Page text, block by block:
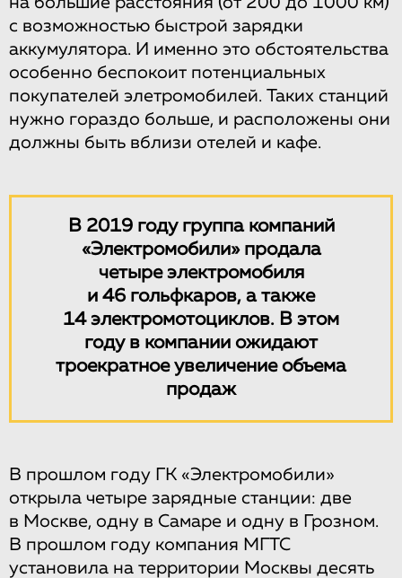
с возможностью быстрой зарядки
аккумулятора. И именно это обстоятельства
особенно беспокоит потенциальных
покупателей элетромобилей. Таких станций
нужно гораздо больше, и расположены они
должны быть вблизи отелей и кафе.
В 2019 году группа компаний
«Электромобили» продала
четыре электромобиля
и 46 гольфкаров, а также
14 электромотоциклов. В этом
году в компании ожидают
троекратное увеличение объема
продаж
В прошлом году ГК «Электромобили»
открыла четыре зарядные станции: две
в Москве, одну в Самаре и одну в Грозном.
В прошлом году компания МГТС
установила на территории Москвы десять